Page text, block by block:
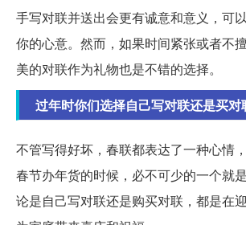
手写对联并送出会更有诚意和意义，可
你的心意。然而，如果时间紧张或者不
美的对联作为礼物也是不错的选择。
过年时你们选择自己写对联还是买对
不管写得好坏，春联都表达了一种心情
春节办年货的时候，必不可少的一个就
论是自己写对联还是购买对联，都是在